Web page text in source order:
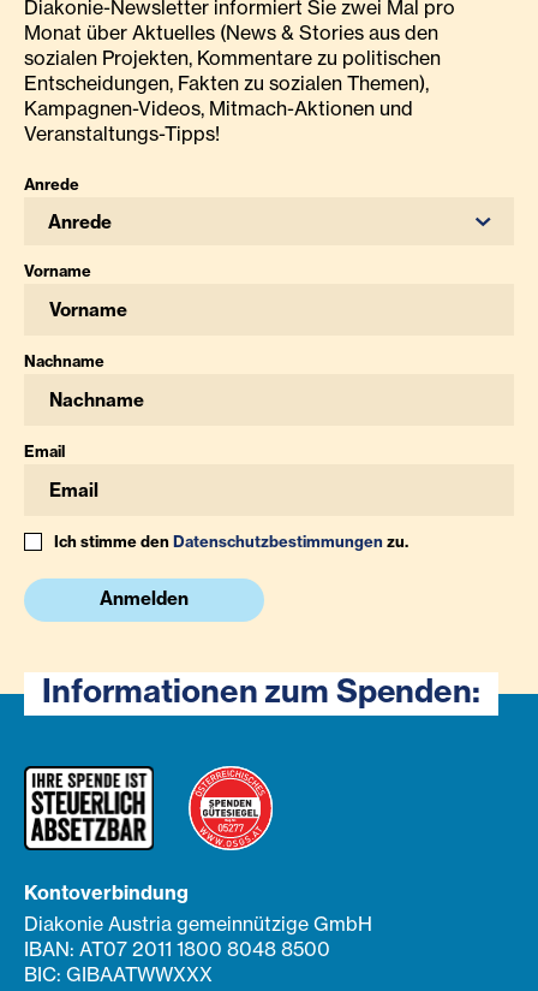
Diakonie-Newsletter informiert Sie zwei Mal pro
Monat über Aktuelles (News & Stories aus den
sozialen Projekten, Kommentare zu politischen
Entscheidungen, Fakten zu sozialen Themen),
Kampagnen-Videos, Mitmach-Aktionen und
Veranstaltungs-Tipps!
Anrede
Anrede
Vorname
Nachname
Email
Ich stimme denDatenschutzbestimmungenzu.
Anmelden
Informationen zum Spenden:
Kontoverbindung
Diakonie Austria gemeinnützige GmbH
IBAN: AT07 2011 1800 8048 8500
BIC: GIBAATWWXXX